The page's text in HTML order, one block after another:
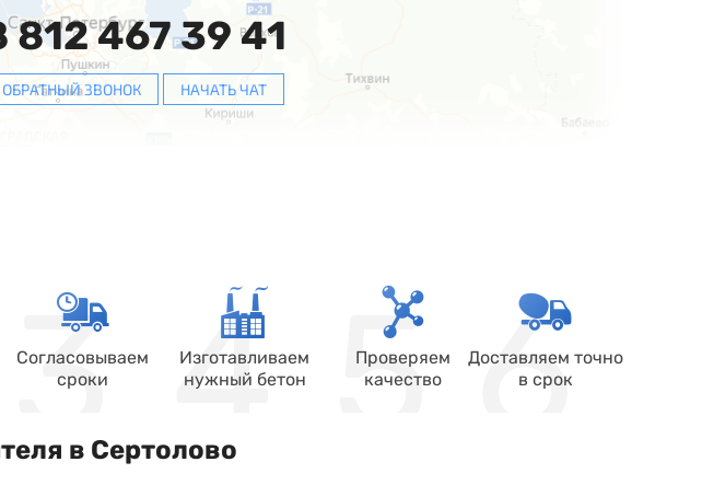
812 467 39 41
ОБРАТНЫЙ ЗВОНОК НАЧАТЬ ЧАТ
Согласовываем
сроки
Изготавливаем
нужный бетон
Проверяем
качество
Доставляем точно
в срок
в Сертолово